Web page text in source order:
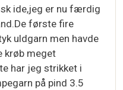
ide,jeg er nu færdig
første fire
uldgarn men havde
krøb meget
har jeg strikket i
på pind 3.5